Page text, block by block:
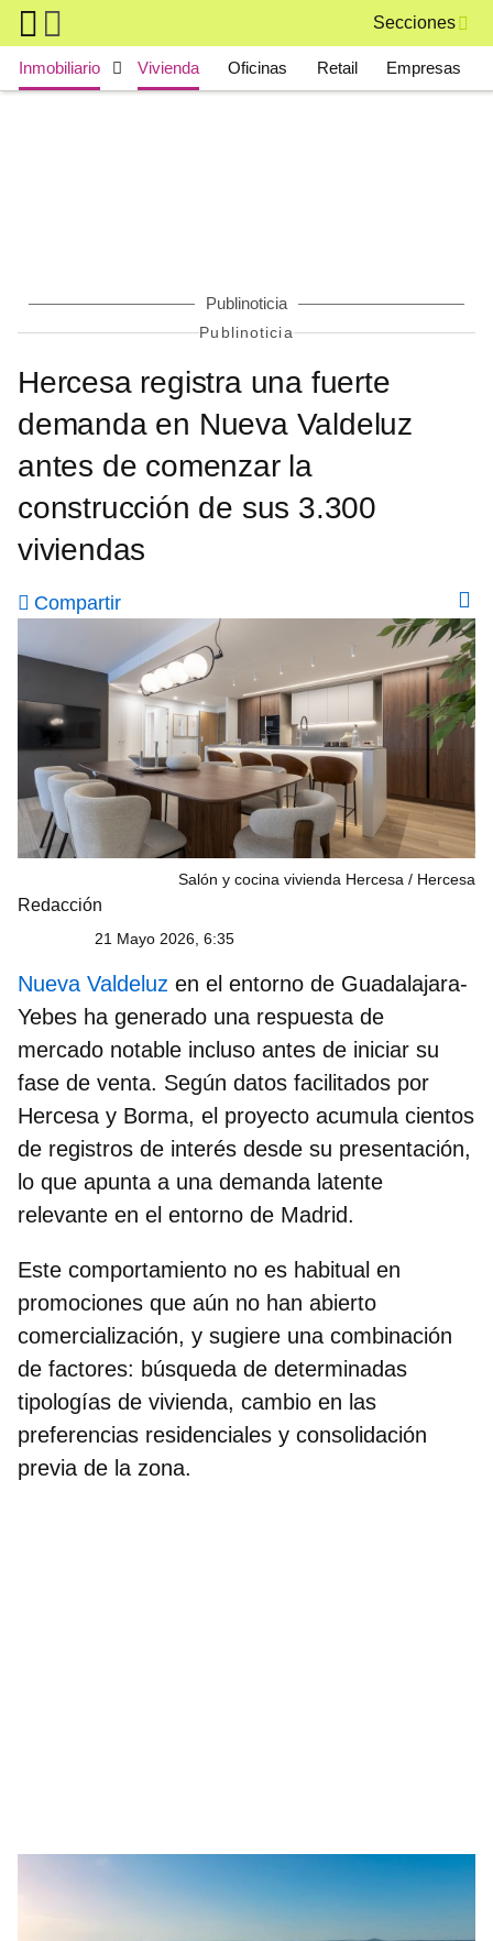
Skip to main content
Secciones
Main navigation
Inmobiliario Vivienda Oficinas Retail Empresas
Publinoticia
Publinoticia
Hercesa registra una fuerte
demanda en Nueva Valdeluz
antes de comenzar la
construcción de sus 3.300
viviendas
Compartir
Salón y cocina vivienda Hercesa Hercesa
Redacción
21 Mayo 2026, 6:35
Nueva Valdeluz en el entorno de Guadalajara-
Yebes ha generado una respuesta de
mercado notable incluso antes de iniciar su
fase de venta. Según datos facilitados por
Hercesa y Borma, el proyecto acumula cientos
de registros de interés desde su presentación,
lo que apunta a una demanda latente
relevante en el entorno de Madrid.
Este comportamiento no es habitual en
promociones que aún no han abierto
comercialización, y sugiere una combinación
de factores: búsqueda de determinadas
tipologías de vivienda, cambio en las
preferencias residenciales y consolidación
previa de la zona.